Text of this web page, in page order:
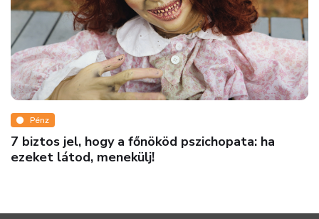
hogy a főnököd pszichopata: ha
menekülj!
Az